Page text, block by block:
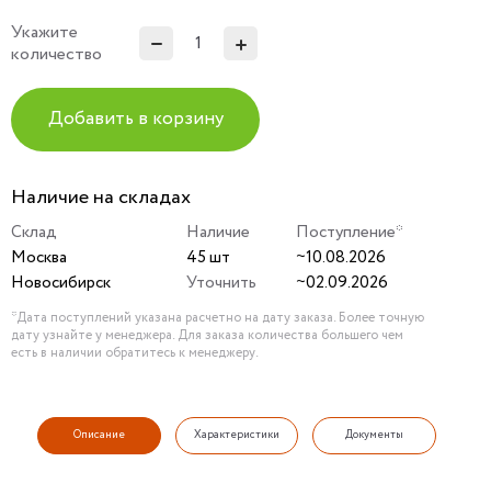
Укажите
количество
Добавить в корзину
Наличие на складах
Склад Наличие
Поступление*
Москва
45 шт
~10.08.2026
Новосибирск
Уточнить ~02.09.2026
*Дата поступлений указана расчетно на дату заказа. Более точную
дату узнайте у менеджера. Для заказа количества большего чем
есть в наличии обратитесь к менеджеру.
Описание Характеристики Документы